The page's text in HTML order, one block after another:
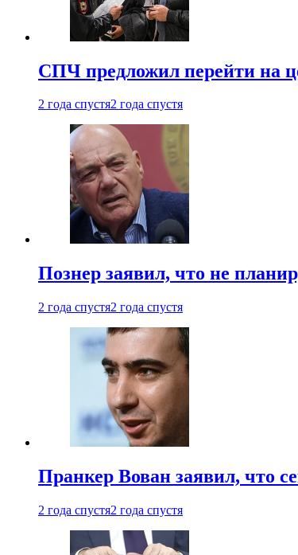
СПЧ предложил перейти на
2 года спустя2 года спустя
Познер заявил, что не
2 года спустя2 года спустя
Пранкер Вован заявил, что
2 года спустя2 года спустя